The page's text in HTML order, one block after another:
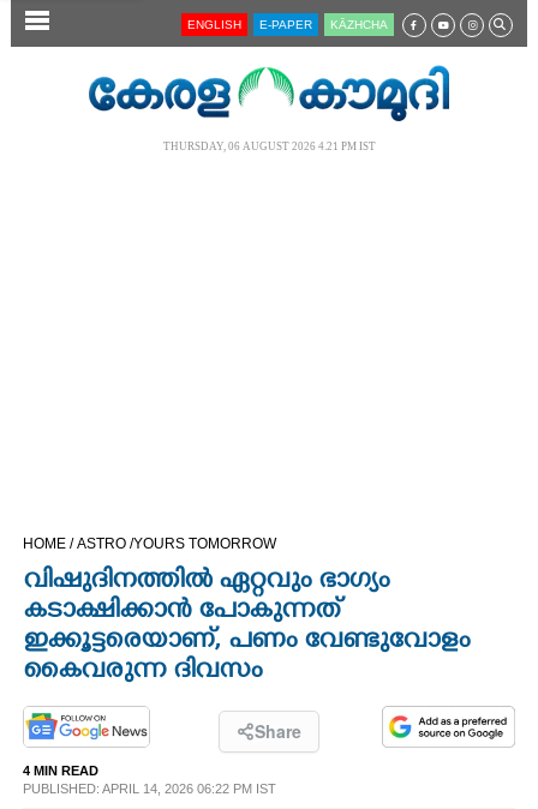
SECTIONS
OPINION
LIFESTYLE
ENGLISH E-PAPER KĀZHCHA
THURSDAY, 06 AUGUST 2026 4.21 PM IST
HOME /ASTRO /YOURS TOMORROW
വിഷുദിനത്തിൽ ഏറ്റവും ഭാഗ്യം
കടാക്ഷിക്കാൻ പോകുന്നത്
ഇക്കൂട്ടരെയാണ്, പണം വേണ്ടുവോളം
കൈവരുന്ന ദിവസം
Share
4 MIN READ
PUBLISHED: APRIL 14, 2026 06:22 PM IST